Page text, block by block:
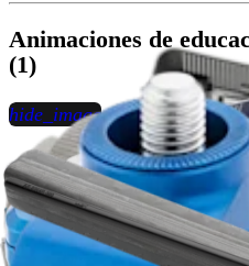
Animaciones de
(1)
hide_image